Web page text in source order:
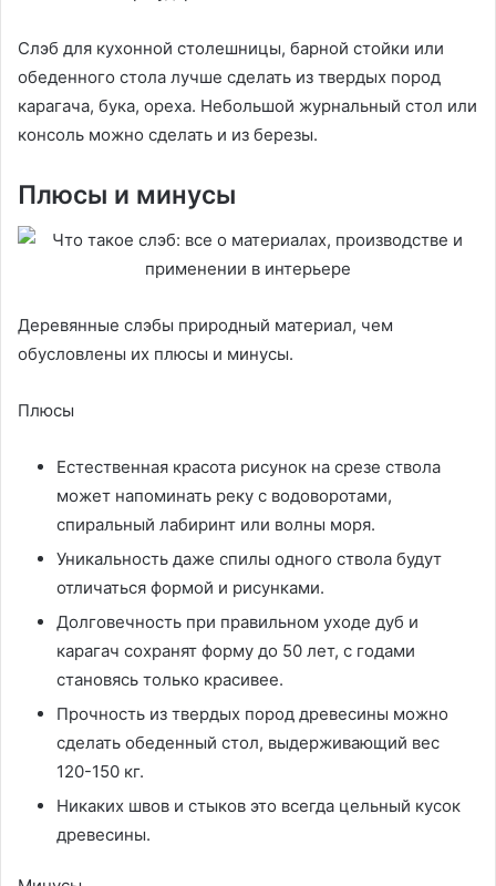
Слэб для кухонной столешницы, барной стойки или
обеденного стола лучше сделать из твердых пород
карагача, бука, ореха. Небольшой журнальный стол или
консоль можно сделать и из березы.
Плюсы и минусы
Деревянные слэбы природный материал, чем
обусловлены их плюсы и минусы.
Плюсы
Естественная красота рисунок на срезе ствола
может напоминать реку с водоворотами,
спиральный лабиринт или волны моря.
Уникальность даже спилы одного ствола будут
отличаться формой и рисунками.
Долговечность при правильном уходе дуб и
карагач сохранят форму до 50 лет, с годами
становясь только красивее.
Прочность из твердых пород древесины можно
сделать обеденный стол, выдерживающий вес
120-150 кг.
Никаких швов и стыков это всегда цельный кусок
древесины.